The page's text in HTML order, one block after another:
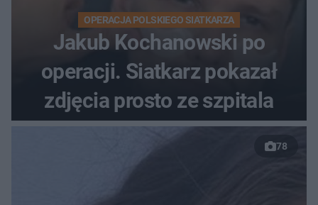
OPERACJA POLSKIEGO SIATKARZA
Jakub Kochanowski po
operacji. Siatkarz pokazał
zdjęcia prosto ze szpitala
78